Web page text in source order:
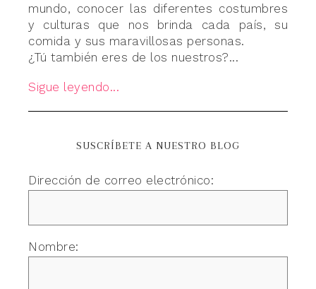
mundo, conocer las diferentes costumbres
y culturas que nos brinda cada país, su
comida y sus maravillosas personas.
¿Tú también eres de los nuestros?...
Sigue leyendo...
SUSCRÍBETE A NUESTRO BLOG
Dirección de correo electrónico:
Nombre: